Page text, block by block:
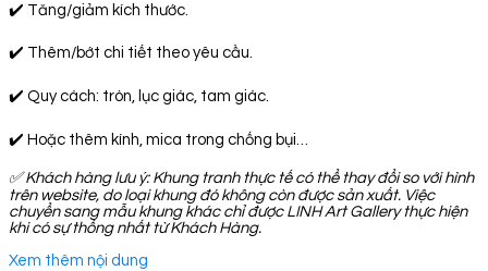
✔️ Tăng/giảm kích thước.
✔️ Thêm/bớt chi tiết theo yêu cầu.
✔️ Quy cách: tròn, lục giác, tam giác.
✔️ Hoặc thêm kính, mica trong chống bụi…
✅Khách hàng lưu ý: Khung tranh thực tế có thể thay đổi so với hình
trên website, do loại khung đó không còn được sản xuất. Việc
chuyển sang mẫu khung khác chỉ được LINH Art Gallery thực hiện
khi có sự thống nhất từ Khách Hàng.
Xem thêm nội dung